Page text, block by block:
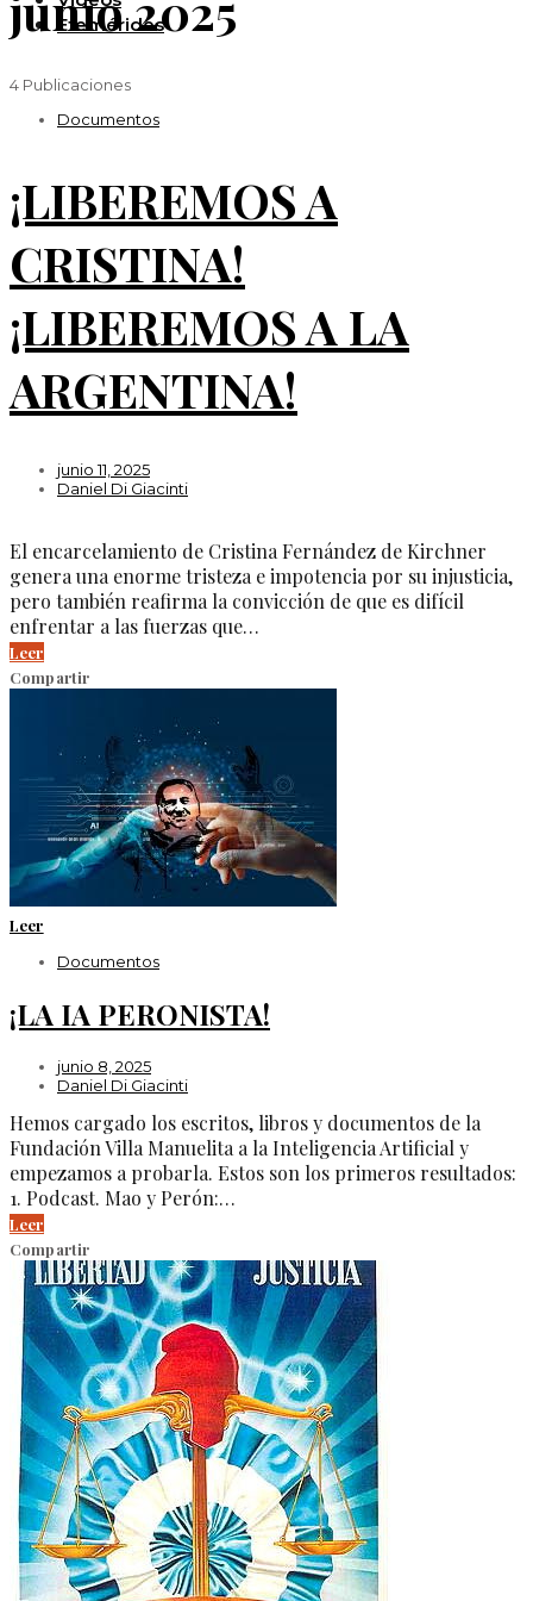
Efemérides
4 Publicaciones
Documentos
¡LIBEREMOS A
CRISTINA!
¡LIBEREMOS A LA
ARGENTINA!
junio 11, 2025
Daniel Di Giacinti
El encarcelamiento de Cristina Fernández de Kirchner
genera una enorme tristeza e impotencia por su injusticia,
pero también reafirma la convicción de que es difícil
enfrentar a las fuerzas que…
Leer
Compartir
Leer
Documentos
¡LA IA PERONISTA!
junio 8, 2025
Daniel Di Giacinti
Hemos cargado los escritos, libros y documentos de la
Fundación Villa Manuelita a la Inteligencia Artificial y
empezamos a probarla. Estos son los primeros resultados:
1. Podcast. Mao y Perón:…
Leer
Compartir